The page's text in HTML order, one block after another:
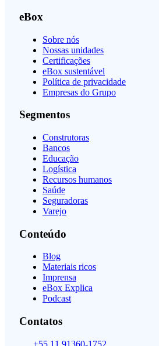
eBox
Sobre nós
Nossas unidades
Certificações
eBox sustentável
Política de privacidade
Empresas do Grupo
Segmentos
Construtoras
Bancos
Educação
Logística
Recursos humanos
Saúde
Seguradoras
Varejo
Conteúdo
Blog
Materiais ricos
Imprensa
eBox Explica
Podcast
Contatos
+55 11 91360-1752